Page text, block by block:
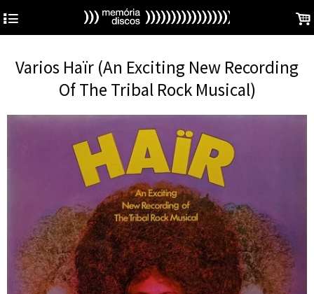
4 .
Varios Haïr (An Exciting New Recording
Of The Tribal Rock Musical)